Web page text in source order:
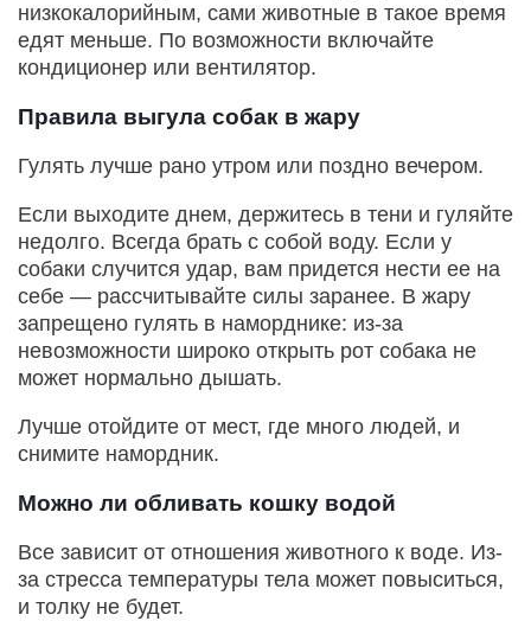
низкокалорийным, сами животные в такое время
едят меньше. По возможности включайте
кондиционер или вентилятор.
Правила выгула собак в жару
Гулять лучше рано утром или поздно вечером.
Если выходите днем, держитесь в тени и гуляйте
недолго. Всегда брать с собой воду. Если у
собаки случится удар, вам придется нести ее на
себе — рассчитывайте силы заранее. В жару
запрещено гулять в наморднике: из-за
невозможности широко открыть рот собака не
может нормально дышать.
Лучше отойдите от мест, где много людей, и
снимите намордник.
Можно ли обливать кошку водой
Все зависит от отношения животного к воде. Из-
за стресса температуры тела может повыситься,
и толку не будет.